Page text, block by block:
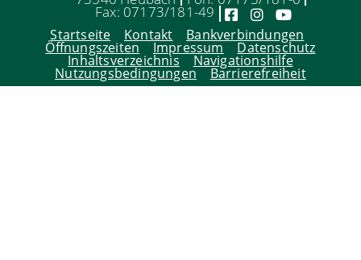
Fax: 07173/181-49
Startseite Kontakt Bankverbindungen
Öffnungszeiten Impressum Datenschutz
Inhaltsverzeichnis Navigationshilfe
Nutzungsbedingungen Barrierefreiheit